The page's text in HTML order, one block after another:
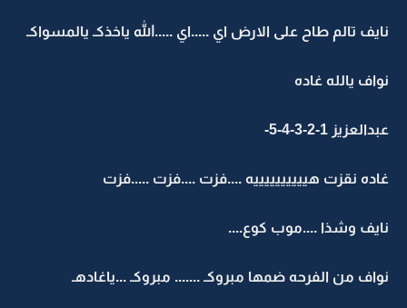
نايف تالم طاح على الارض اي .....اي .....الله ياخذكـ يالمسواكـ
نواف يالله غاده
عبدالعزيز 1-2-3-4-5-
غاده نقزت هييييييييييه ....فزت ....فزت .....فزت
نايف وشذا ....موب كوع....
نواف من الفرحه ضمها مبروكـ ....... مبروكـ ...ياغادهـ